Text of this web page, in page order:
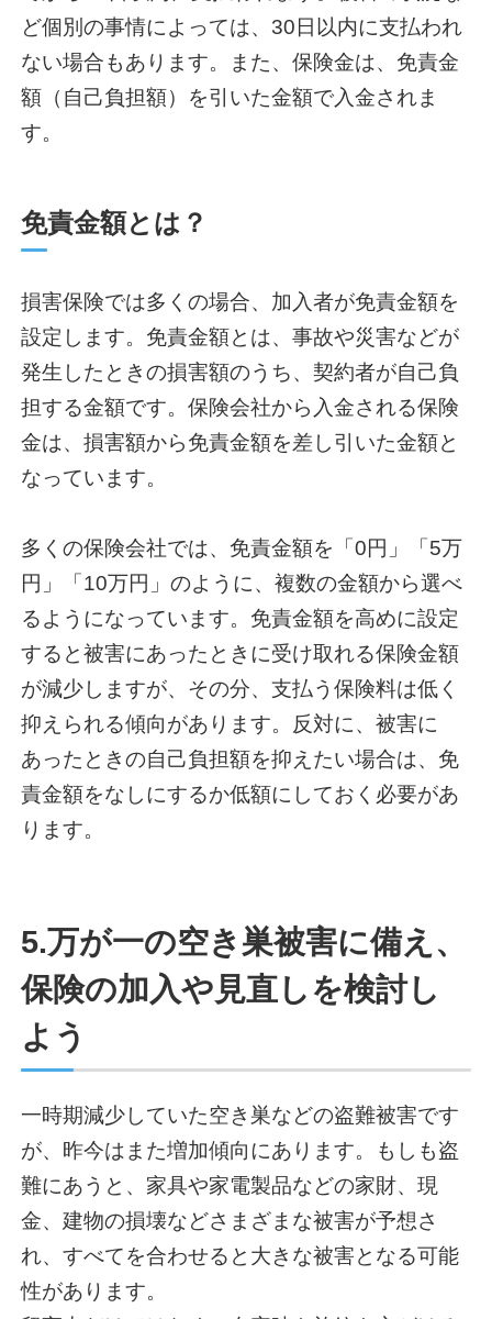
ど個別の事情によっては、30日以内に支払われ
ない場合もあります。また、保険金は、免責金
額（自己負担額）を引いた金額で入金されま
す。
免責金額とは？
損害保険では多くの場合、加入者が免責金額を
設定します。免責金額とは、事故や災害などが
発生したときの損害額のうち、契約者が自己負
担する金額です。保険会社から入金される保険
金は、損害額から免責金額を差し引いた金額と
なっています。
多くの保険会社では、免責金額を「0円」「5万
円」「10万円」のように、複数の金額から選べ
るようになっています。免責金額を高めに設定
すると被害にあったときに受け取れる保険金額
が減少しますが、その分、支払う保険料は低く
抑えられる傾向があります。反対に、被害に
あったときの自己負担額を抑えたい場合は、免
責金額をなしにするか低額にしておく必要があ
ります。
5.万が一の空き巣被害に備え、
保険の加入や見直しを検討し
よう
一時期減少していた空き巣などの盗難被害です
が、昨今はまた増加傾向にあります。もしも盗
難にあうと、家具や家電製品などの家財、現
金、建物の損壊などさまざまな被害が予想さ
れ、すべてを合わせると大きな被害となる可能
性があります。